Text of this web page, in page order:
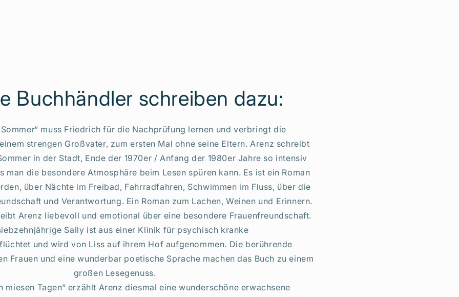
Buchhändler schreiben dazu:
muss Friedrich für die Nachprüfung lernen und verbringt die
strengen Großvater, zum ersten Mal ohne seine Eltern. Arenz schreibt
in der Stadt, Ende der 1970er / Anfang der 1980er Jahre so intensiv
man die besondere Atmosphäre beim Lesen spüren kann. Es ist ein Roman
über Nächte im Freibad, Fahrradfahren, Schwimmen im Fluss, über die
und Verantwortung. Ein Roman zum Lachen, Weinen und Erinnern.
Arenz liebevoll und emotional über eine besondere Frauenfreundschaft.
Sally ist aus einer Klinik für psychisch kranke
und wird von Liss auf ihrem Hof aufgenommen. Die berührende
Frauen und eine wunderbar poetische Sprache machen das Buch zu einem
großen Lesegenuss.
miesen Tagen“ erzählt Arenz diesmal eine wunderschöne erwachsene